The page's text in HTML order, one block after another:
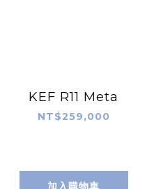
KEF R11 Meta
NT$259,000
加入購物車